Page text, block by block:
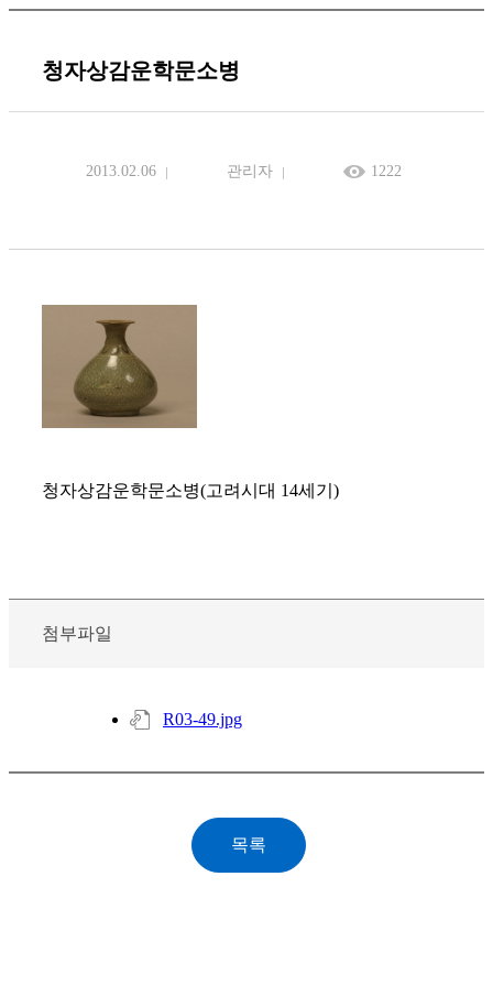
청자상감운학문소병
2013.02.06 관리자 1222
청자상감운학문소병(고려시대 14세기)
첨부파일
R03-49.jpg